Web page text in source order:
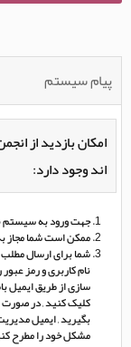
پیام سیستم
امکان بازدید از
اند وجود دارد:
جهت ورود به سیستم
ممکن است شما مجاز
شما برای ارسال
نام کاربری و رمز
سازی از طریق ایمیل
کلیک کنید , در
بگیرید , ایمیل
مشکل خود را مطرح